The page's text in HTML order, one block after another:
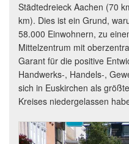
Städtedreieck Aachen (70
km). Dies ist ein Grund,
58.000 Einwohnern, zu
Mittelzentrum mit
Garant für die positive
Handwerks-, Handels-,
sich in Euskirchen als
Kreises niedergelassen